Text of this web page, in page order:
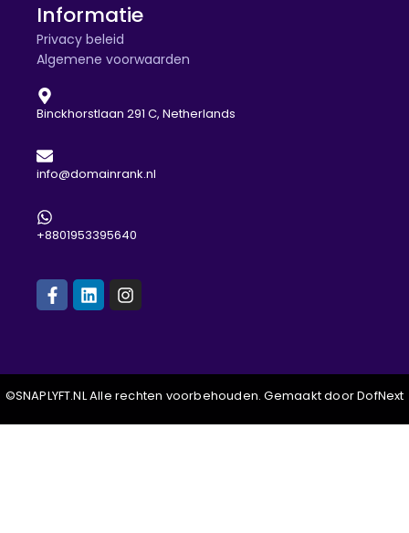
Informatie
Privacy beleid
Algemene voorwaarden
Binckhorstlaan 291 C, Netherlands
info@domainrank.nl
+8801953395640
©SNAPLYFT.NL Alle rechten voorbehouden. Gemaakt door DofNext